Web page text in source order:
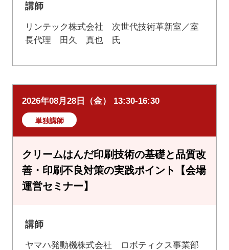
講師
リンテック株式会社 次世代技術革新室／室
長代理 田久 真也 氏
2026年08月28日（金） 13:30-16:30
単独講師
クリームはんだ印刷技術の基礎と品質改
善・印刷不良対策の実践ポイント【会場
運営セミナー】
講師
ヤマハ発動機株式会社 ロボティクス事業部